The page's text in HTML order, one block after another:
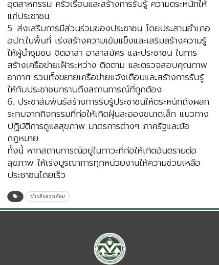
อุตสาหกรรม ครัวเรือนและสร้างการรับรู้ ความตระหนักให้
แก่ประชาชน
5. ส่งเสริมการมีส่วนร่วมของประชาชน โดยประสานอำเภอ
อปท.ในพื้นที่ เร่งสร้างความเข้มแข็งและเสริมสร้างความรู้
ให้ผู้นำชุมชน จิตอาสา อาสาสมัคร และประชาชน ในการ
สร้างเครือข่ายเฝ้าระหว่าง ติดตาม และตรวจสอบคุณภาพ
อากาศ รวมทั้งขยายเครือข่ายแจ้งเตือนและสร้างการรับรู้
ให้กับประชาชนทราบถึงสถานการณ์ที่ถูกต้อง
6. ประชาสัมพันธ์สร้างการรับรู้ประชาชนให้ตระหนักถึงผลก
ระทบจากกิจกรรมที่ก่อให้เกิดฝุ่นละอองขนาดเล็ก แนวทาง
ปฏิบัติการดูแลสุขภาพ มาตรการต่างๆ ภาครัฐและข้อ
กฎหมาย
ทั้งนี้ หากสถานการณ์อยู่ในภาวะที่ก่อให้เกิดอันตรายต่อ
สุขภาพ ให้เร่งบูรณาการทุกหน่วยงานให้ความช่วยเหลือ
ประชาชนโดยเร็ว
ข่าวสิ่งแวดล้อม